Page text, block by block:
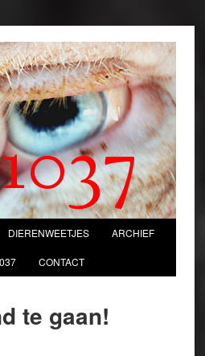
1037
DIERENWEETJES ARCHIEF
CONTACT
te gaan!